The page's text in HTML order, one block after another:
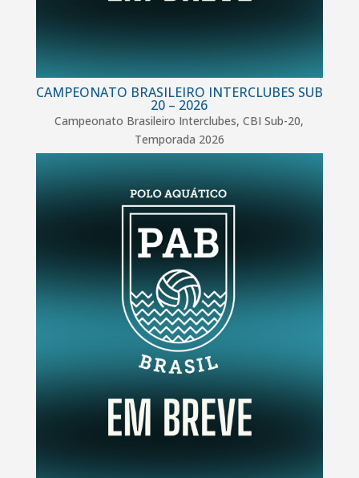
CAMPEONATO BRASILEIRO INTERCLUBES SUB
20 – 2026
Campeonato Brasileiro Interclubes,CBI Sub-20,
Temporada 2026